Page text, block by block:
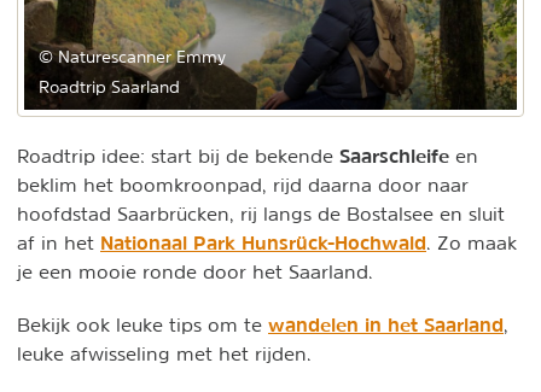
© Naturescanner Emmy
Roadtrip Saarland
Roadtrip idee: start bij de bekende Saarschleife en
beklim het boomkroonpad, rijd daarna door naar
hoofdstad Saarbrücken, rij langs de Bostalsee en sluit
af in het Nationaal Park Hunsrück-Hochwald . Zo maak
je een mooie ronde door het Saarland.
Bekijk ook leuke tips om te wandelen in het Saarland
leuke afwisseling met het rijden.